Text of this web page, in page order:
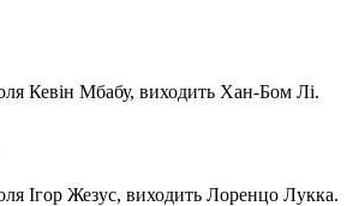
Кевін Мбабу, виходить Хан-Бом Лі.
Ігор Жезус, виходить Лоренцо Лукка.